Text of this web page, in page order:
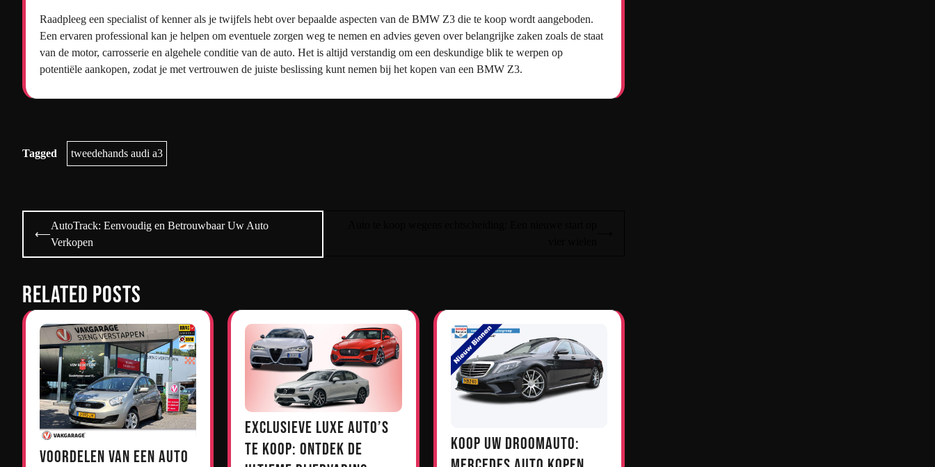
Raadpleeg een specialist of kenner als je twijfels hebt over bepaalde aspecten van de BMW Z3 die te koop wordt aangeboden.
Een ervaren professional kan je helpen om eventuele zorgen weg te nemen en advies geven over belangrijke zaken zoals de staat
van de motor, carrosserie en algehele conditie van de auto. Het is altijd verstandig om een deskundige blik te werpen op
potentiële aankopen, zodat je met vertrouwen de juiste beslissing kunt nemen bij het kopen van een BMW Z3.
Tagged tweedehands audi a3
Bericht
navigatie
⟵
AutoTrack: Eenvoudig en Betrouwbaar Uw Auto
Verkopen
Related Posts
Voordelen van een Auto
Exclusieve Luxe Auto’s
te Koop: Ontdek de
Koop uw droomauto: